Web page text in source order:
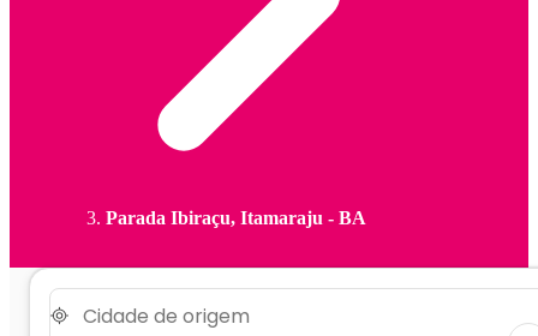
Parada Ibiraçu, Itamaraju - BA